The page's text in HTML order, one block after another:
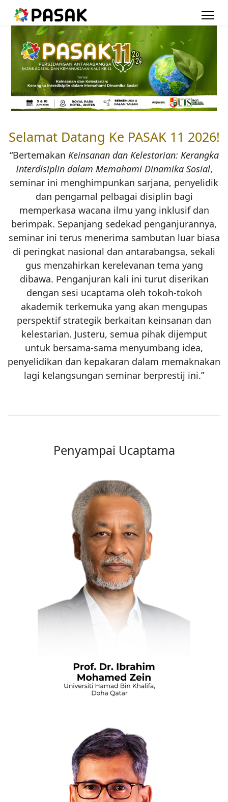
Selamat Datang Ke PASAK 11 2026!
“Bertemakan Keinsanan dan Kelestarian: Kerangka
Interdisiplin dalam Memahami Dinamika Sosial,
seminar ini menghimpunkan sarjana, penyelidik
dan pengamal pelbagai disiplin bagi
memperkasa wacana ilmu yang inklusif dan
berimpak. Sepanjang sedekad penganjurannya,
seminar ini terus menerima sambutan luar biasa
di peringkat nasional dan antarabangsa, sekali
gus menzahirkan kerelevanan tema yang
dibawa. Penganjuran kali ini turut diserikan
dengan sesi ucaptama oleh tokoh-tokoh
akademik terkemuka yang akan mengupas
perspektif strategik berkaitan keinsanan dan
kelestarian. Justeru, semua pihak dijemput
untuk bersama-sama menyumbang idea,
penyelidikan dan kepakaran dalam memaknakan
lagi kelangsungan seminar berprestij ini.”
Penyampai Ucaptama